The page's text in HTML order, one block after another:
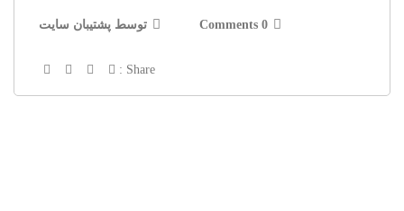
0 Comments توسط پشتیبان سایت
Share :